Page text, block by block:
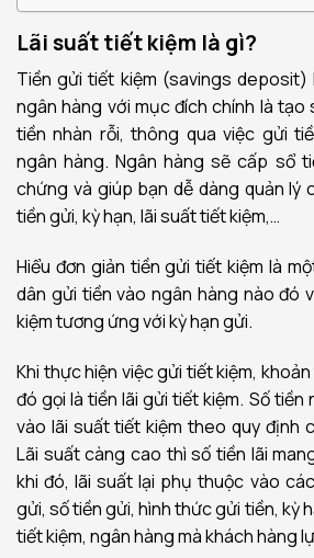
Lãi suất tiết kiệm là gì?
Tiền gửi tiết kiệm (savings deposit)
ngân hàng với mục đích chính là tạo
tiền nhàn rỗi, thông qua việc gửi
ngân hàng. Ngân hàng sẽ cấp sổ
chứng và giúp bạn dễ dàng quản lý
tiền gửi, kỳ hạn, lãi suất tiết kiệm,…
Hiểu đơn giản tiền gửi tiết kiệm là
dân gửi tiền vào ngân hàng nào đó
kiệm tương ứng với kỳ hạn gửi.
Khi thực hiện việc gửi tiết kiệm,
đó gọi là tiền lãi gửi tiết kiệm. Số tiền
vào lãi suất tiết kiệm theo quy định
Lãi suất càng cao thì số tiền lãi
khi đó, lãi suất lại phụ thuộc vào
gửi, số tiền gửi, hình thức gửi tiền, kỳ
tiết kiệm, ngân hàng mà khách hàng